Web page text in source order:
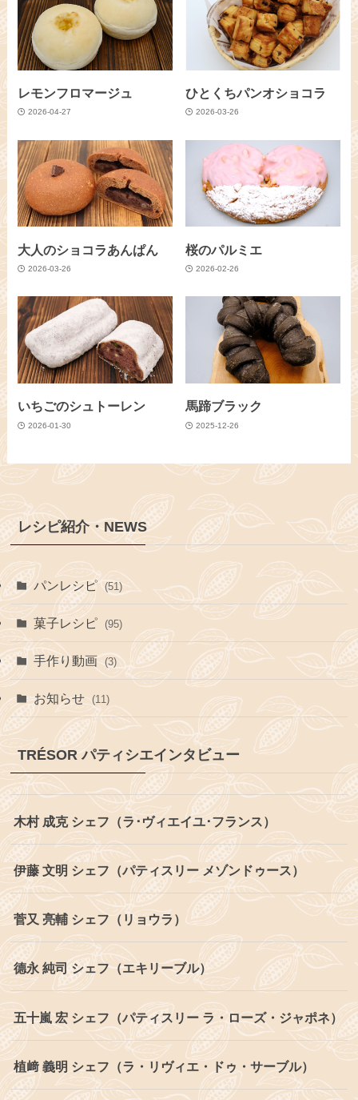
レモンフロマージュ
2026-04-27
ひとくちパンオショコラ
2026-03-26
大人のショコラあんぱん
2026-03-26
桜のパルミエ
2026-02-26
いちごのシュトーレン
2026-01-30
馬蹄ブラック
2025-12-26
レシピ紹介・NEWS
パンレシピ (51)
菓子レシピ (95)
手作り動画 (3)
お知らせ (11)
TRÉSOR パティシエインタビュー
木村 成克 シェフ（ラ･ヴィエイユ･フランス）
伊藤 文明 シェフ（パティスリー メゾンドゥース）
菅又 亮輔 シェフ（リョウラ）
德永 純司 シェフ（エキリーブル）
五十嵐 宏 シェフ（パティスリー ラ・ローズ・ジャポネ）
植﨑 義明 シェフ（ラ・リヴィエ・ドゥ・サーブル）